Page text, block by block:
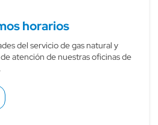
horarios
del servicio de gas natural y
atención de nuestras oficinas de